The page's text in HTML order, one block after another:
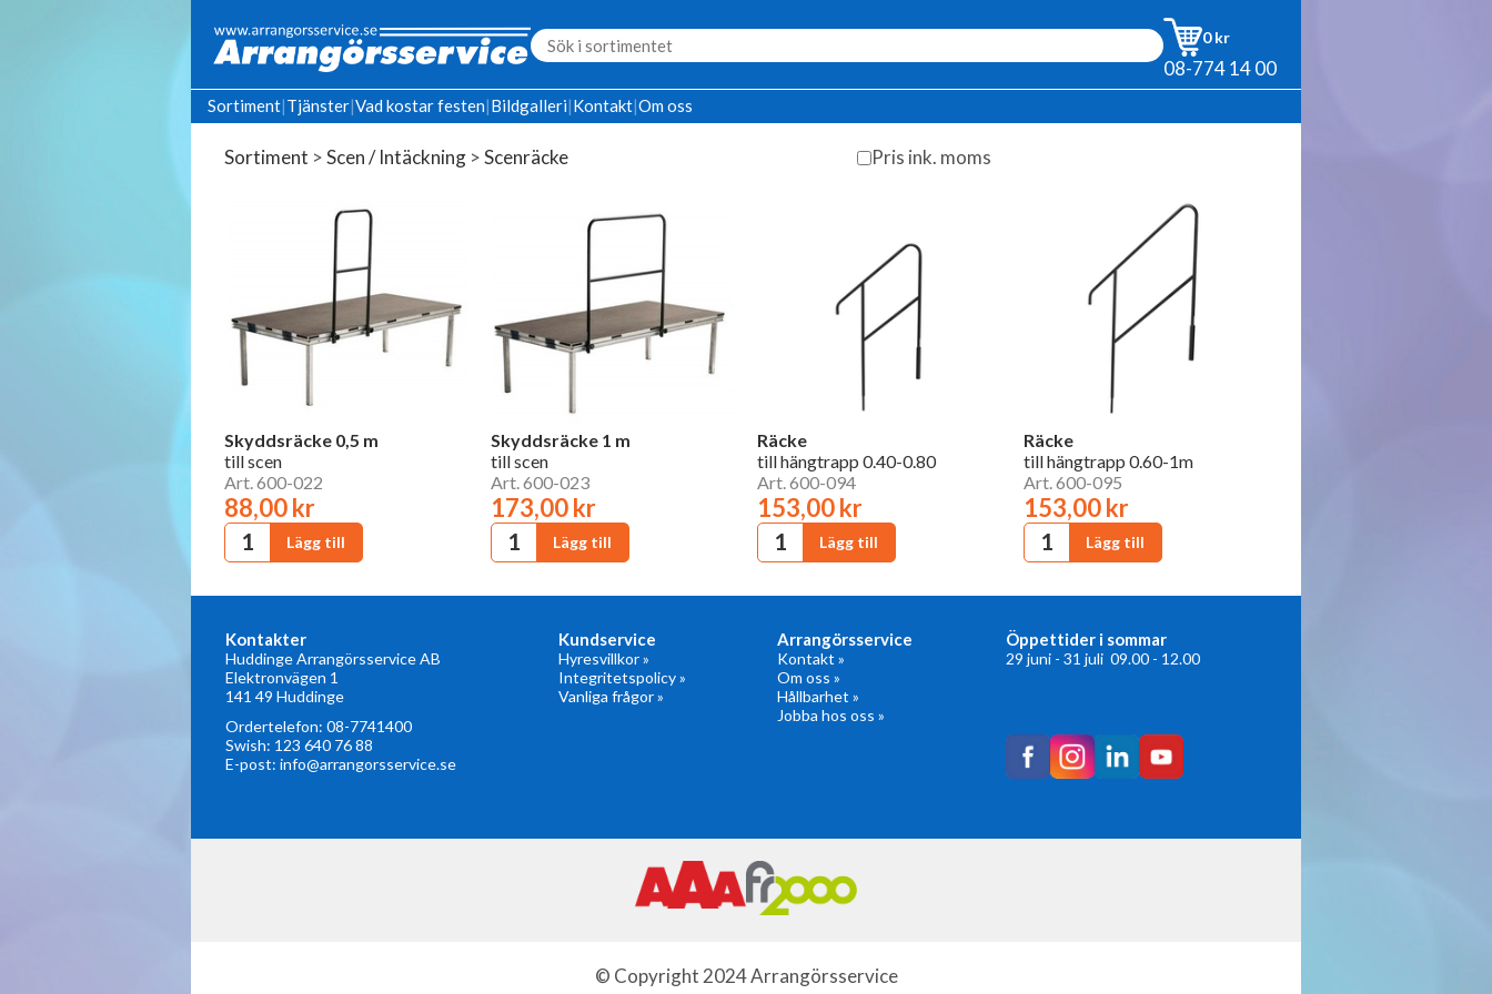
0 kr
08-774 14 00
Sortiment|Tjänster|Vad kostar festen|Bildgalleri|Kontakt|Om oss
Sortiment >Scen / Intäckning >Scenräcke Pris ink. moms
Skyddsräcke 0,5 m
till scen
Art. 600-022
88,00 kr
Skyddsräcke 1 m
till scen
Art. 600-023
173,00 kr
Räcke
till hängtrapp 0.40-0.80
Art. 600-094
153,00 kr
Räcke
till hängtrapp 0.60-1m
Art. 600-095
153,00 kr
Kontakter
Huddinge Arrangörsservice AB
Elektronvägen 1
141 49 Huddinge
Ordertelefon: 08-7741400
Swish: 123 640 76 88
E-post: info@arrangorsservice.se
Kundservice
Hyresvillkor »
Integritetspolicy »
Vanliga frågor »
Arrangörsservice
Kontakt »
Om oss »
Hållbarhet »
Jobba hos oss »
Öppettider i sommar
29 juni - 31 juli 09.00 - 12.00
© Copyright 2024 Arrangörsservice